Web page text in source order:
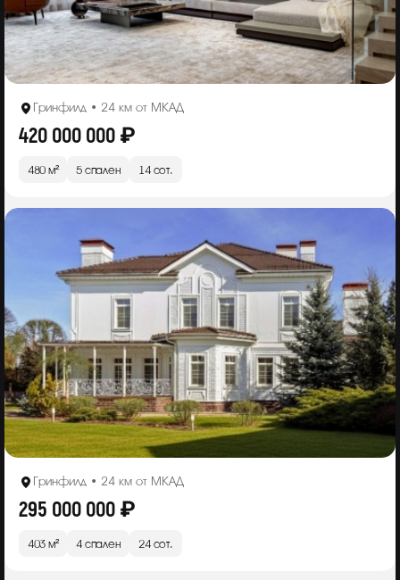
Гринфилд • 24 км от МКАД
420 000 000 ₽
480 м² 5 спален 14 сот.
Гринфилд • 24 км от МКАД
295 000 000 ₽
403 м² 4 спален 24 сот.